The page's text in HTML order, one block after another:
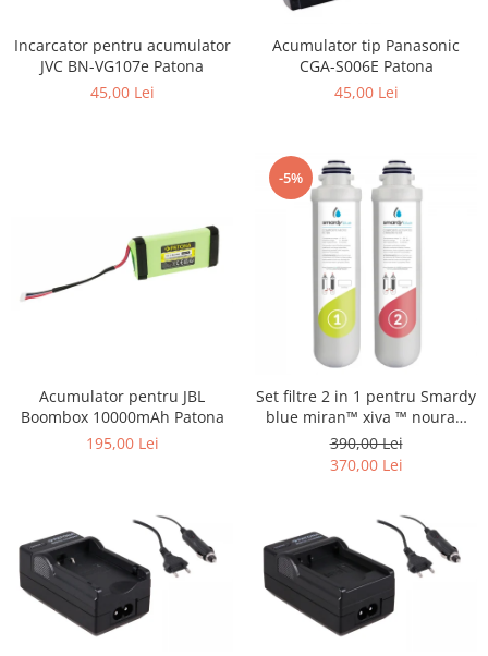
Incarcator pentru acumulator
JVC BN-VG107e Patona
45,00 Lei
Acumulator tip Panasonic
CGA-S006E Patona
45,00 Lei
Acumulator pentru JBL
Boombox 10000mAh Patona
195,00 Lei
-5%
Set filtre 2 in 1 pentru Smardy
blue miran™ xiva ™ noura™
zagora ™ schimbare la 6 luni
390,00 Lei
370,00 Lei